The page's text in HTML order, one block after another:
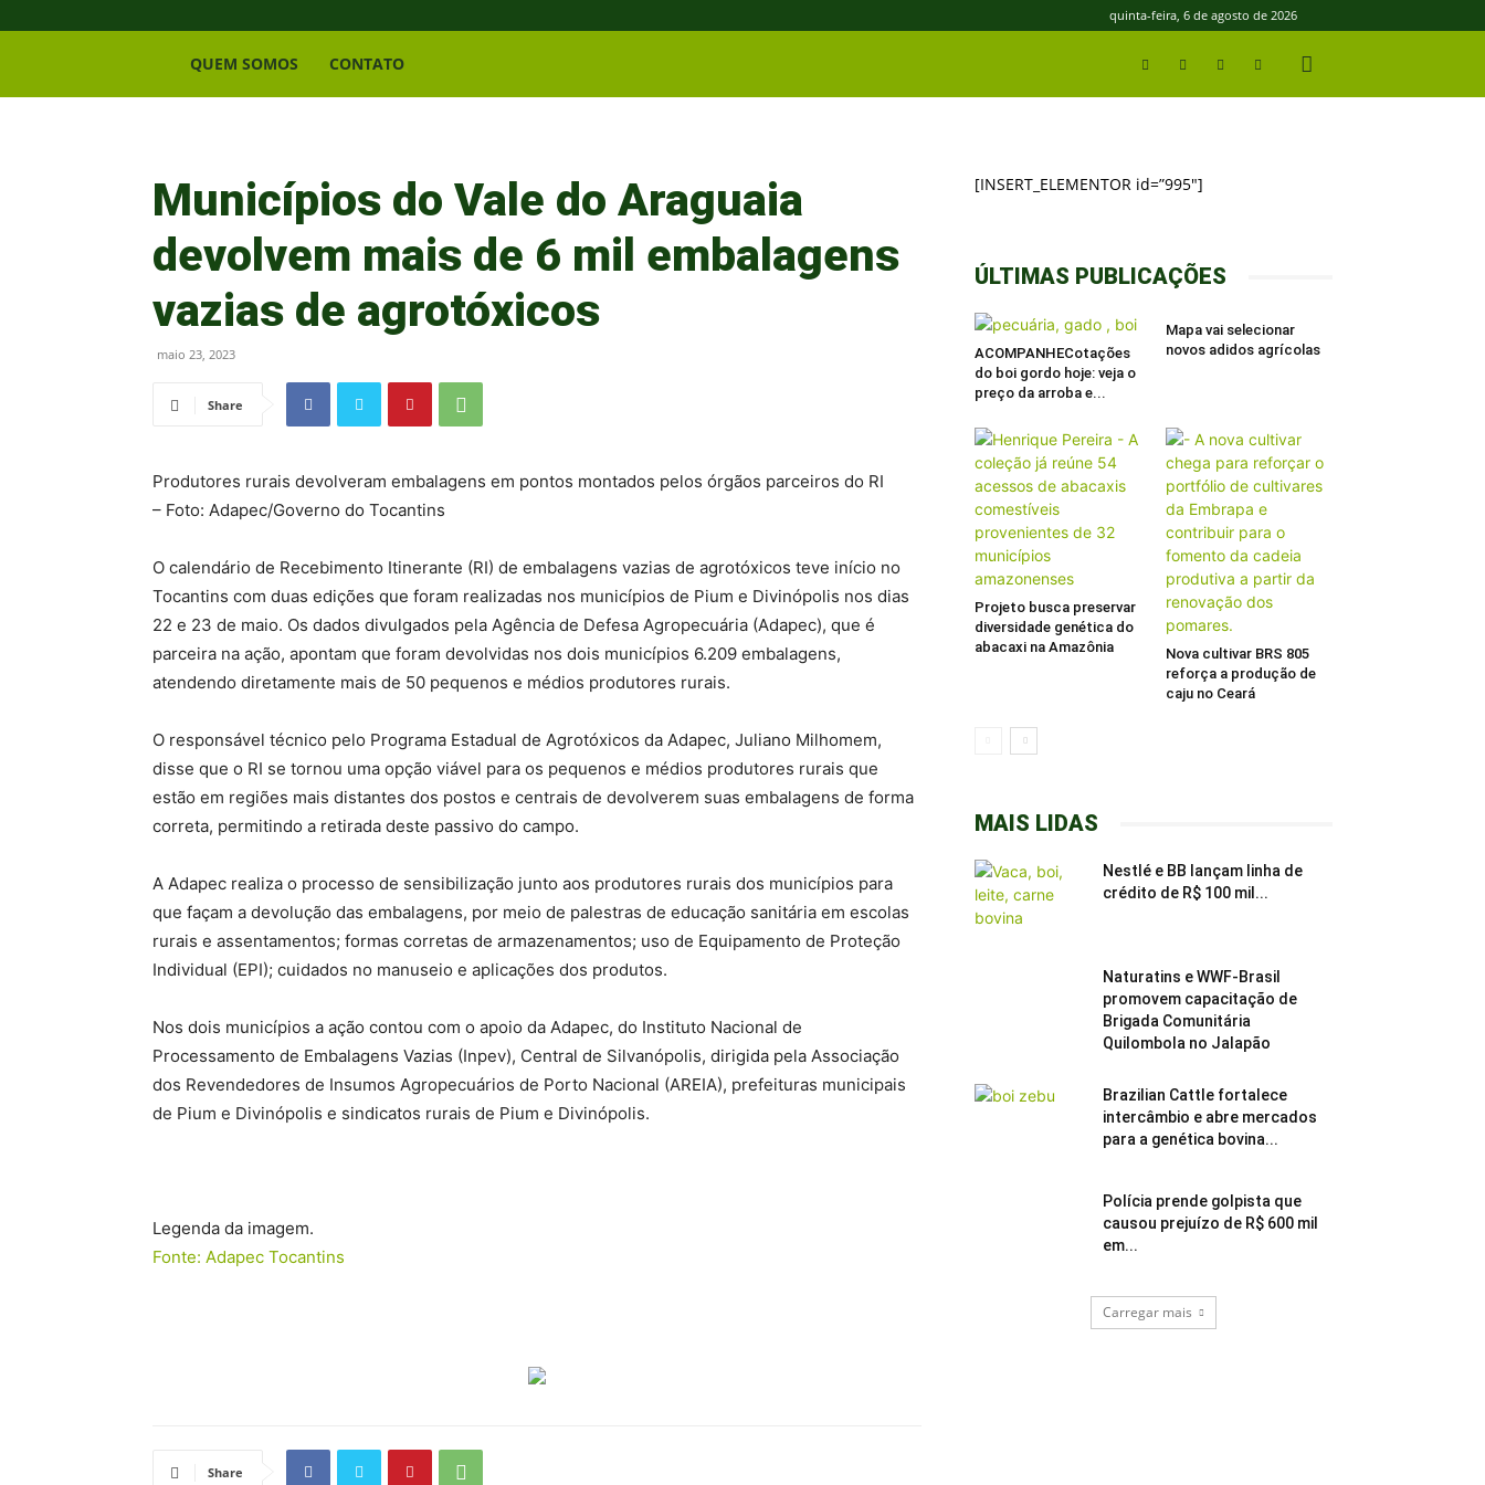
quinta-feira, 6 de agosto de 2026
Bico
QUEM SOMOS CONTATO
Municípios do Vale do Araguaia
devolvem mais de 6 mil embalagens
vazias de agrotóxicos
maio 23, 2023
Share
Produtores rurais devolveram embalagens em pontos montados pelos órgãos parceiros do RI
– Foto: Adapec/Governo do Tocantins
O calendário de Recebimento Itinerante (RI) de embalagens vazias de agrotóxicos teve início no
Tocantins com duas edições que foram realizadas nos municípios de Pium e Divinópolis nos dias
22 e 23 de maio. Os dados divulgados pela Agência de Defesa Agropecuária (Adapec), que é
parceira na ação, apontam que foram devolvidas nos dois municípios 6.209 embalagens,
atendendo diretamente mais de 50 pequenos e médios produtores rurais.
O responsável técnico pelo Programa Estadual de Agrotóxicos da Adapec, Juliano Milhomem,
disse que o RI se tornou uma opção viável para os pequenos e médios produtores rurais que
estão em regiões mais distantes dos postos e centrais de devolverem suas embalagens de forma
correta, permitindo a retirada deste passivo do campo.
A Adapec realiza o processo de sensibilização junto aos produtores rurais dos municípios para
que façam a devolução das embalagens, por meio de palestras de educação sanitária em escolas
rurais e assentamentos; formas corretas de armazenamentos; uso de Equipamento de Proteção
Individual (EPI); cuidados no manuseio e aplicações dos produtos.
Nos dois municípios a ação contou com o apoio da Adapec, do Instituto Nacional de
Processamento de Embalagens Vazias (Inpev), Central de Silvanópolis, dirigida pela Associação
dos Revendedores de Insumos Agropecuários de Porto Nacional (AREIA), prefeituras municipais
de Pium e Divinópolis e sindicatos rurais de Pium e Divinópolis.
Legenda da imagem.
Fonte: Adapec Tocantins
Share
[INSERT_ELEMENTOR id=”995″]
ÚLTIMAS PUBLICAÇÕES
ACOMPANHECotações
do boi gordo hoje: veja o
preço da arroba e...
Mapa vai selecionar
novos adidos agrícolas
Projeto busca preservar
diversidade genética do
abacaxi na Amazônia
Nova cultivar BRS 805
reforça a produção de
caju no Ceará
MAIS LIDAS
Nestlé e BB lançam linha de
crédito de R$ 100 mil...
Naturatins e WWF-Brasil
promovem capacitação de
Brigada Comunitária
Quilombola no Jalapão
Brazilian Cattle fortalece
intercâmbio e abre mercados
para a genética bovina...
Polícia prende golpista que
causou prejuízo de R$ 600 mil
em...
Carregar mais